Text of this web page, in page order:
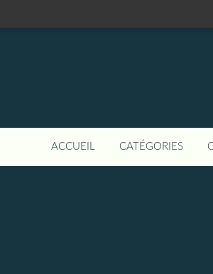
ACCUEIL CATÉGORIES